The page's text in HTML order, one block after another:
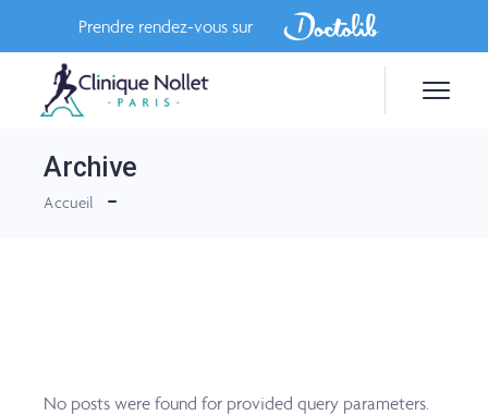
Prendre rendez-vous sur
Archive
Accueil
No posts were found for provided query parameters.